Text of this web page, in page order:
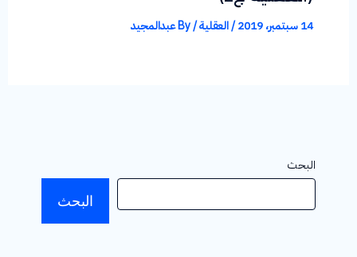
14 سبتمبر، 2019 /العقلية/ By عبدالمجيد
البحث
البحث